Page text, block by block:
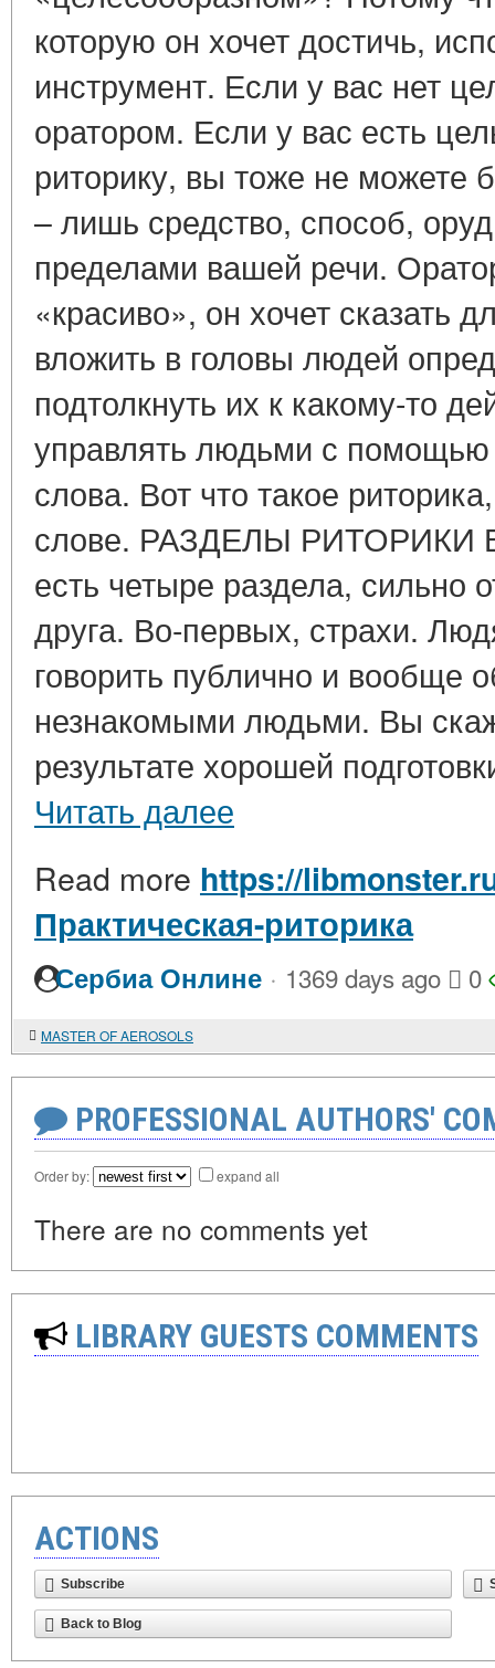
которую он хочет достичь,
инструмент. Если у вас нет
оратором. Если у вас есть
риторику, вы тоже не можете
– лишь средство, способ,
пределами вашей речи.
«красиво», он хочет сказать
вложить в головы людей
подтолкнуть их к какому-то
управлять людьми с помощью
слова. Вот что такое
слове. РАЗДЕЛЫ РИТОРИКИ В
есть четыре раздела, сильно
друга. Во-первых, страхи.
говорить публично и вообще
незнакомыми людьми. Вы
результате хорошей
Читать далее
Read more https://
Практическая-риторика
Сербиа Онлине · 1369 days ago 0
MASTER OF AEROSOLS
PROFESSIONAL AUTHORS'
Order by: expand all
There are no comments yet
LIBRARY GUESTS COMMENTS
ACTIONS
Subscribe
Back to Blog